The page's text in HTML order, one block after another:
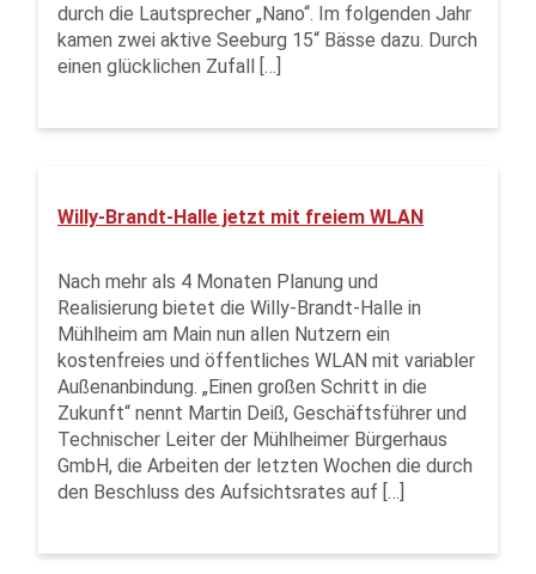
durch die Lautsprecher „Nano“. Im folgenden Jahr
kamen zwei aktive Seeburg 15“ Bässe dazu. Durch
einen glücklichen Zufall […]
Willy-Brandt-Halle jetzt mit freiem WLAN
Nach mehr als 4 Monaten Planung und
Realisierung bietet die Willy-Brandt-Halle in
Mühlheim am Main nun allen Nutzern ein
kostenfreies und öffentliches WLAN mit variabler
Außenanbindung. „Einen großen Schritt in die
Zukunft“ nennt Martin Deiß, Geschäftsführer und
Technischer Leiter der Mühlheimer Bürgerhaus
GmbH, die Arbeiten der letzten Wochen die durch
den Beschluss des Aufsichtsrates auf […]